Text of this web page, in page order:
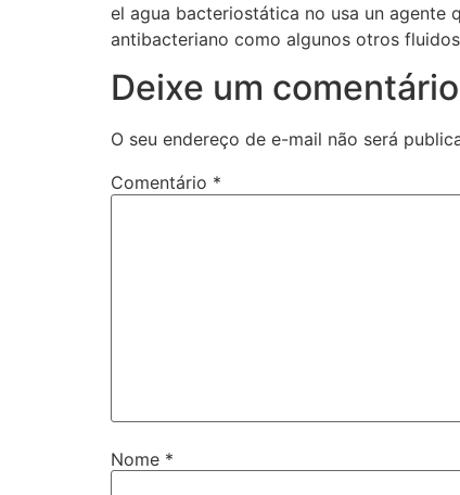
el agua bacteriostática no usa un agente
antibacteriano como algunos otros
Deixe um comentário
O seu endereço de e-mail não será
Comentário *
Nome *